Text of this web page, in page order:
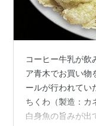
コーヒー牛乳が飲
ア青木でお買い物
ールが行われてい
ちくわ（製造：カ
白身魚の旨みが出